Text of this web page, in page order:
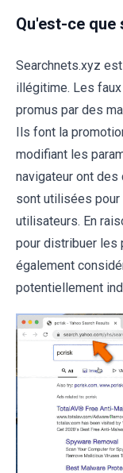
Qu'est-ce que
Searchnets.xyz
illégitime. Les
promus par des
Ils font la
modifiant les
navigateur ont
sont utilisées
utilisateurs. En
pour distribuer les
également
potentiellement